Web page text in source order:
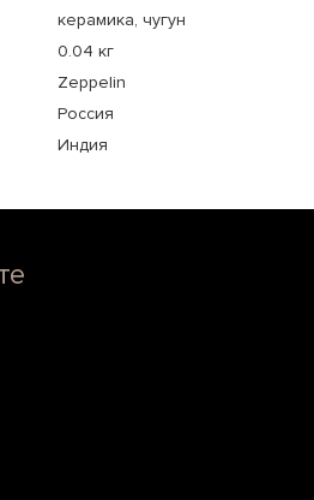
керамика, чугун
0.04 кг
Zeppelin
Россия
Индия